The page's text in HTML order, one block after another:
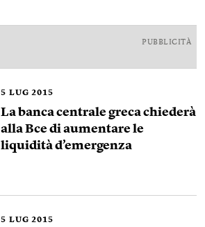
PUBBLICITÀ
5 LUG 2015
La banca centrale greca chiederà
alla Bce di aumentare le
liquidità d’emergenza
5 LUG 2015